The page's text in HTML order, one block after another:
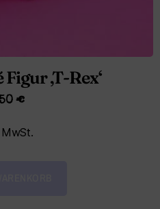
‚T-Rex‘
€
MwSt.